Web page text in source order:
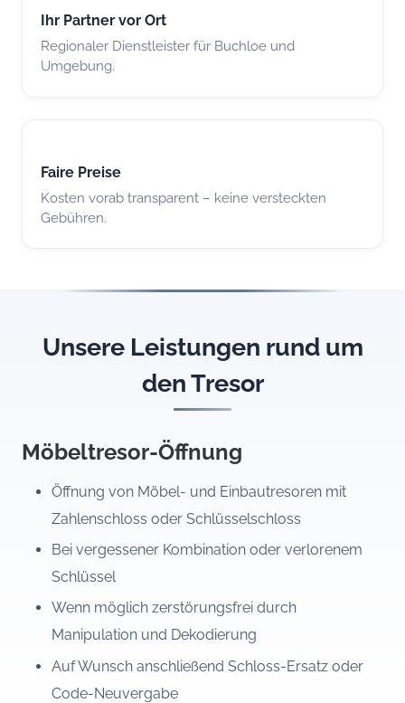
Ihr Partner vor Ort
Regionaler Dienstleister für Buchloe und
Umgebung.
Faire Preise
Kosten vorab transparent – keine versteckten
Gebühren.
Unsere Leistungen rund um
den Tresor
Möbeltresor-Öffnung
Öffnung von Möbel- und Einbautresoren mit
Zahlenschloss oder Schlüsselschloss
Bei vergessener Kombination oder verlorenem
Schlüssel
Wenn möglich zerstörungsfrei durch
Manipulation und Dekodierung
Auf Wunsch anschließend Schloss-Ersatz oder
Code-Neuvergabe